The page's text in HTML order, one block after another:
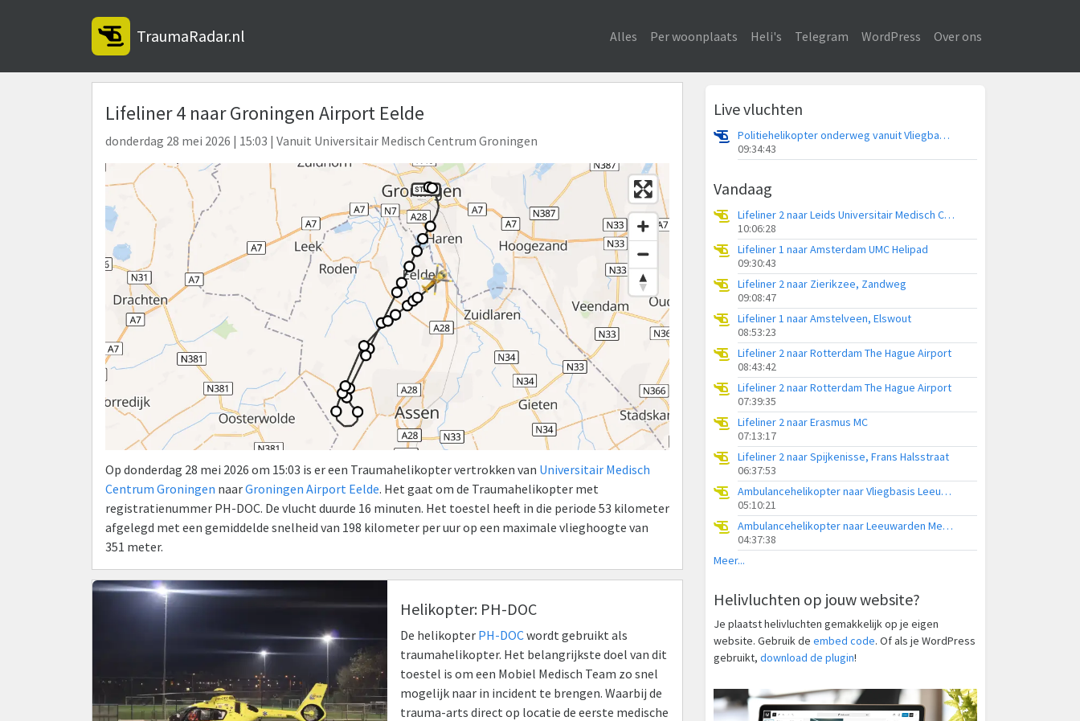
TraumaRadar.nl Alles Per woonplaats Heli's Telegram WordPress Over ons
Lifeliner 4 naar Groningen Airport Eelde
donderdag 28 mei 2026 | 15:03 | Vanuit Universitair Medisch Centrum Groningen
Op donderdag 28 mei 2026 om 15:03 is er een Traumahelikopter vertrokken van Universitair Medisch
Centrum Groningen naarGroningen Airport Eelde. Het gaat om de Traumahelikopter met
registratienummer PH-DOC. De vlucht duurde 16 minuten. Het toestel heeft in die periode 53 kilometer
afgelegd met een gemiddelde snelheid van 198 kilometer per uur op een maximale vlieghoogte van
351 meter.
Helikopter: PH-DOC
De helikopter PH-DOCwordt gebruikt als
traumahelikopter. Het belangrijkste doel van dit
toestel is om een Mobiel Medisch Team zo snel
mogelijk naar in incident te brengen. Waarbij de
trauma-arts direct op locatie de eerste medische
Live vluchten
Politiehelikopter onderweg vanuit Vliegbasis Volkel
09:34:43
Vandaag
Lifeliner 2 naar Leids Universitair Medisch Centrum (LUMC)
10:06:28
Lifeliner 1 naar Amsterdam UMC Helipad
09:30:43
Lifeliner 2 naar Zierikzee, Zandweg
09:08:47
Lifeliner 1 naar Amstelveen, Elswout
08:53:23
Lifeliner 2 naar Rotterdam The Hague Airport
08:43:42
Lifeliner 2 naar Rotterdam The Hague Airport
07:39:35
Lifeliner 2 naar Erasmus MC
07:13:17
Lifeliner 2 naar Spijkenisse, Frans Halsstraat
06:37:53
Ambulancehelikopter naar Vliegbasis Leeuwarden
05:10:21
Ambulancehelikopter naar Leeuwarden Medical Center Heliport
04:37:38
Meer...
Helivluchten op jouw website?
Je plaatst helivluchten gemakkelijk op je eigen
website. Gebruik de embed code. Of als je WordPress
gebruikt, download de plugin!